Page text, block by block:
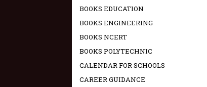
BOOKS EDUCATION
BOOKS ENGINEERING
BOOKS NCERT
BOOKS POLYTECHNIC
CALENDAR FOR SCHOOLS
CAREER GUIDANCE